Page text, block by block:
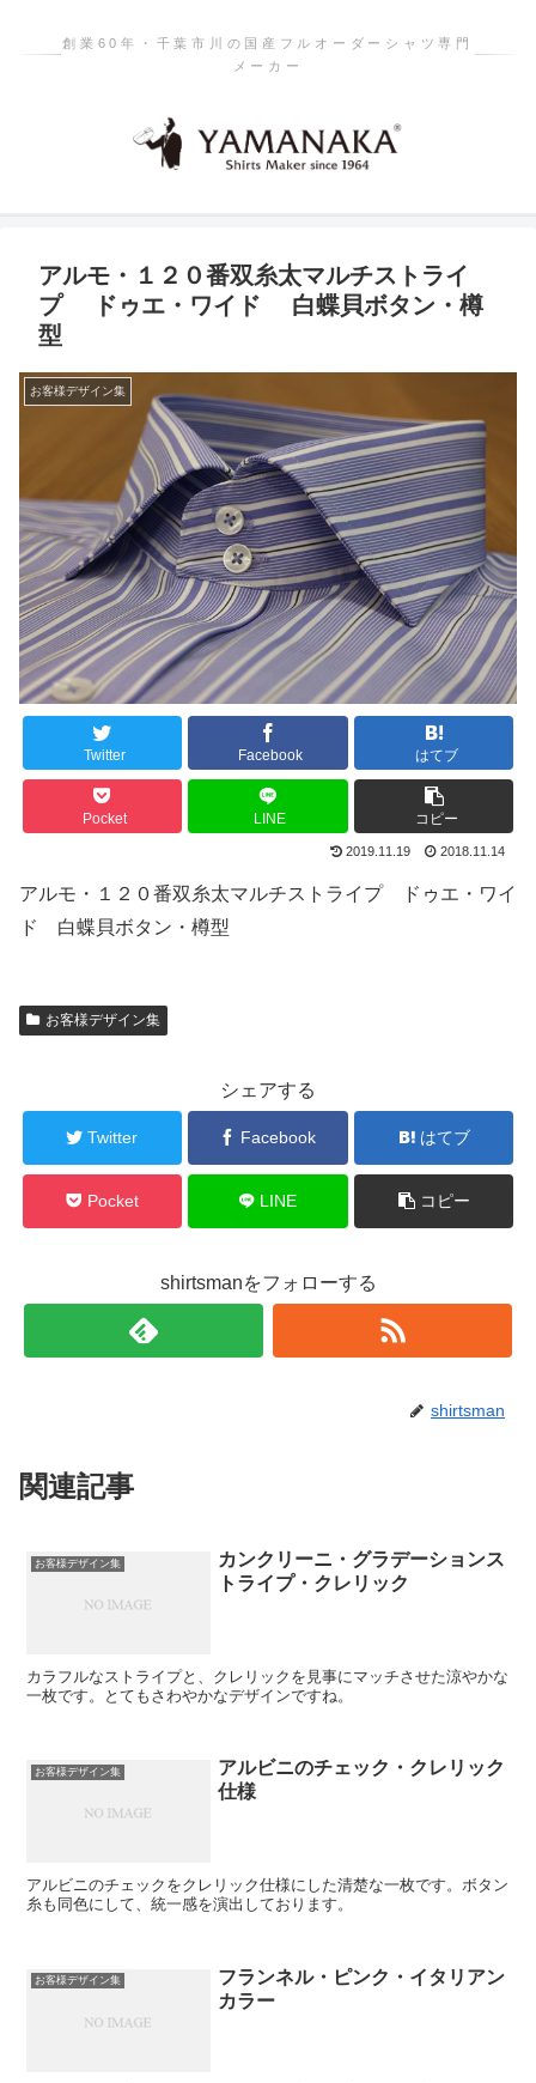
創業60年・千葉市川の国産フルオーダーシャツ専門
メーカー
アルモ・１２０番双糸太マルチストライ
プ ドゥエ・ワイド 白蝶貝ボタン・樽
型
お客様デザイン集
Twitter Facebook はてブ
Pocket LINE コピー
2019.11.19 2018.11.14
アルモ・１２０番双糸太マルチストライプ ドゥエ・ワイ
ド 白蝶貝ボタン・樽型
お客様デザイン集
シェアする
Twitter Facebook はてブ
Pocket LINE コピー
shirtsmanをフォローする
shirtsman
関連記事
お客様デザイン集
カンクリーニ・グラデーションス
トライプ・クレリック
カラフルなストライプと、クレリックを見事にマッチさせた涼やかな
一枚です。とてもさわやかなデザインですね。
お客様デザイン集
アルビニのチェック・クレリック
仕様
アルビニのチェックをクレリック仕様にした清楚な一枚です。ボタン
糸も同色にして、統一感を演出しております。
お客様デザイン集
フランネル・ピンク・イタリアン
カラー